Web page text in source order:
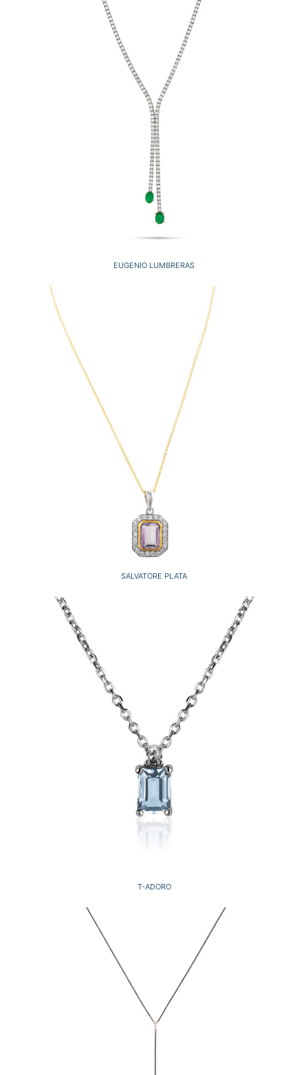
EUGENIO LUMBRERAS
SALVATORE PLATA
T-ADORO